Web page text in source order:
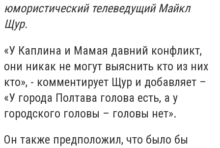
юмористический телеведущий Майкл
Щур.
«У Каплина и Мамая давний конфликт,
они никак не могут выяснить кто из них
кто», - комментирует Щур и добавляет –
«У города Полтава голова есть, а у
городского головы – головы нет».
Он также предположил, что было бы